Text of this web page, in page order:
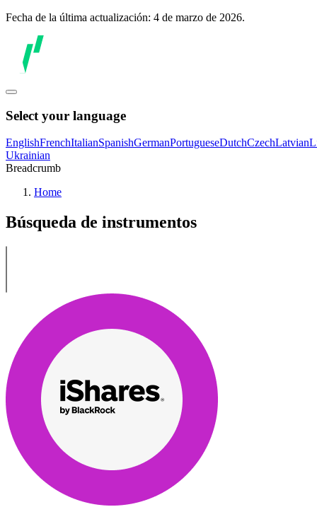
Fecha de la última actualización: 4 de marzo de 2026.
Select your language
EnglishFrenchItalianSpanishGermanPortugueseDutchCzechLatvian
Ukrainian
Breadcrumb
Home
Búsqueda de instrumentos